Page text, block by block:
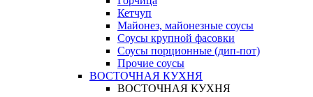
Кетчуп
Майонез, майонезные соусы
Соусы крупной фасовки
Соусы порционные (дип-пот)
Прочие соусы
ВОСТОЧНАЯ КУХНЯ
ВОСТОЧНАЯ КУХНЯ